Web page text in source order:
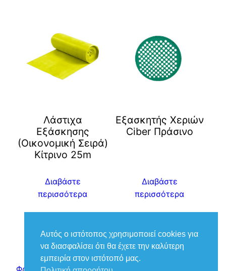
Λάστιχα
Εξάσκησης
(Οικονομική Σειρά)
Κίτρινο 25m
Διαβάστε
περισσότερα
Eξασκητής Χεριών
Ciber Πράσινο
Διαβάστε
περισσότερα
Φροντίδα Ιατρικά – Βούκιας Βασίλειος
Αυτός ο ιστότοπος χρησιμοποιεί cookies για
να διασφαλίσει ότι θα έχετε την καλύτερη
εμπειρία στον ιστότοπό μας.